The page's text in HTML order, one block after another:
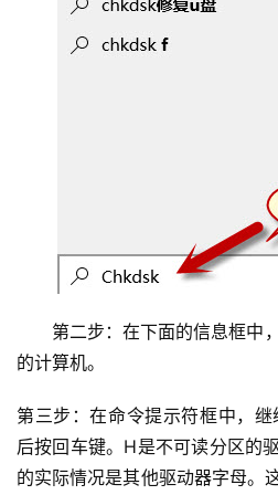
第二步：在下面的信息框中，
的计算机。
第三步：在命令提示符框中，
后按回车键。H是不可读分区的
的实际情况是其他驱动器字母。